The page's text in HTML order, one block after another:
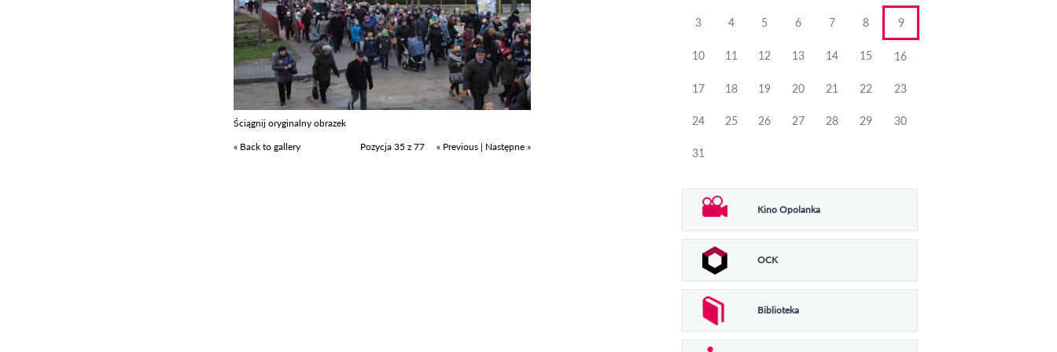
Ściągnij oryginalny obrazek
« Back to gallery
Pozycja 35 z 77 « Previous | Następne »
3 4 5 6 7 8 9
10 11 12 13 14 15 16
17 18 19 20 21 22 23
24 25 26 27 28 29 30
31
Kino Opolanka
OCK
Biblioteka